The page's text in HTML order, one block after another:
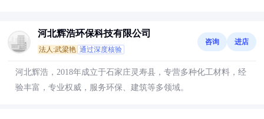
河北辉浩环保科技有限公司
法人:武梁艳 通过深度核验
咨询 进店
河北辉浩，2018年成立于石家庄灵寿县，专营多种化工材料，经
验丰富，专业权威，服务环保、建筑等多领域。